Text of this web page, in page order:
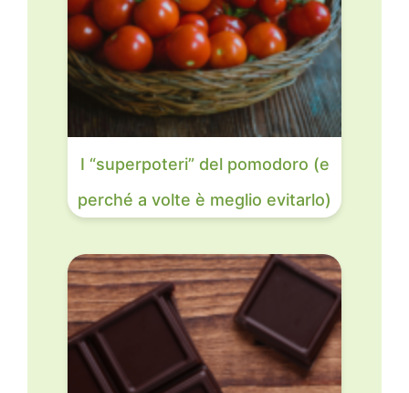
I “superpoteri” del pomodoro (e
perché a volte è meglio evitarlo)